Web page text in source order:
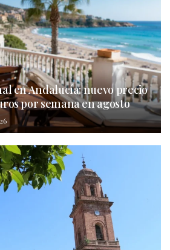
en Andalucía: nuevo precio
por semana en agosto